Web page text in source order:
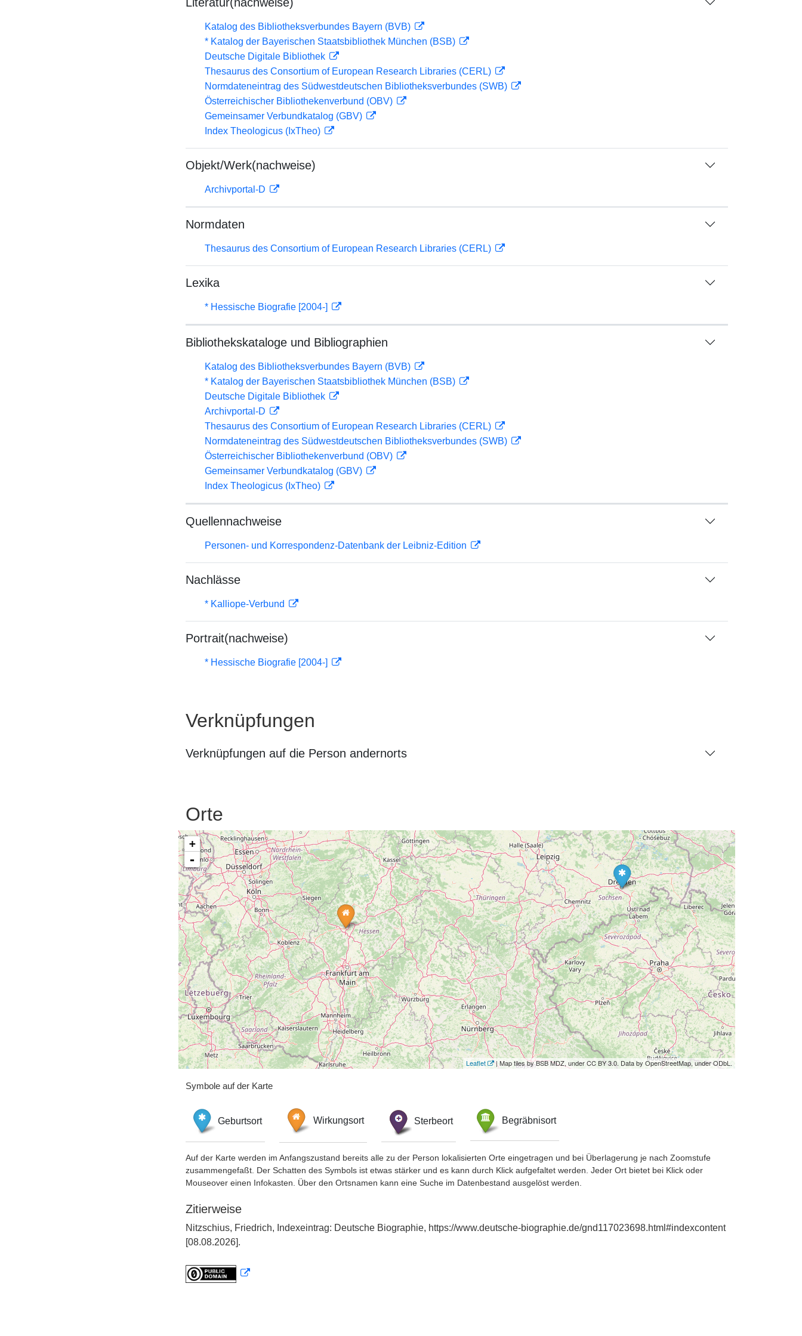
Katalog des Bibliotheksverbundes Bayern (BVB)
* Katalog der Bayerischen Staatsbibliothek München (BSB)
Deutsche Digitale Bibliothek
Thesaurus des Consortium of European Research Libraries (CERL)
Normdateneintrag des Südwestdeutschen Bibliotheksverbundes (SWB)
Österreichischer Bibliothekenverbund (OBV)
Gemeinsamer Verbundkatalog (GBV)
Index Theologicus (IxTheo)
Objekt/Werk(nachweise)
Archivportal-D
Normdaten
Thesaurus des Consortium of European Research Libraries (CERL)
Lexika
* Hessische Biografie [2004-]
Bibliothekskataloge und Bibliographien
Katalog des Bibliotheksverbundes Bayern (BVB)
* Katalog der Bayerischen Staatsbibliothek München (BSB)
Deutsche Digitale Bibliothek
Archivportal-D
Thesaurus des Consortium of European Research Libraries (CERL)
Normdateneintrag des Südwestdeutschen Bibliotheksverbundes (SWB)
Österreichischer Bibliothekenverbund (OBV)
Gemeinsamer Verbundkatalog (GBV)
Index Theologicus (IxTheo)
Quellennachweise
Personen- und Korrespondenz-Datenbank der Leibniz-Edition
Nachlässe
* Kalliope-Verbund
Portrait(nachweise)
* Hessische Biografie [2004-]
Verknüpfungen
Verknüpfungen auf die Person andernorts
Orte
+
-
Leaflet | Map tiles by BSB MDZ, under CC BY 3.0. Data by OpenStreetMap, under ODbL.
Symbole auf der Karte
Geburtsort Wirkungsort Sterbeort Begräbnisort
Auf der Karte werden im Anfangszustand bereits alle zu der Person lokalisierten Orte eingetragen und bei Überlagerung je nach Zoomstufe
zusammengefaßt. Der Schatten des Symbols ist etwas stärker und es kann durch Klick aufgefaltet werden. Jeder Ort bietet bei Klick oder
Mouseover einen Infokasten. Über den Ortsnamen kann eine Suche im Datenbestand ausgelöst werden.
Zitierweise
Nitzschius, Friedrich, Indexeintrag: Deutsche Biographie, https://www.deutsche-biographie.de/gnd117023698.html#indexcontent
[08.08.2026].